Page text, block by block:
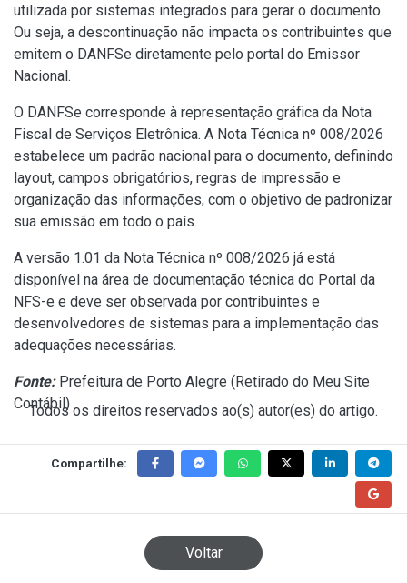
utilizada por sistemas integrados para gerar o documento.
Ou seja, a descontinuação não impacta os contribuintes que
emitem o DANFSe diretamente pelo portal do Emissor
Nacional.
O DANFSe corresponde à representação gráfica da Nota
Fiscal de Serviços Eletrônica. A Nota Técnica nº 008/2026
estabelece um padrão nacional para o documento, definindo
layout, campos obrigatórios, regras de impressão e
organização das informações, com o objetivo de padronizar
sua emissão em todo o país.
A versão 1.01 da Nota Técnica nº 008/2026 já está
disponível na área de documentação técnica do Portal da
NFS-e e deve ser observada por contribuintes e
desenvolvedores de sistemas para a implementação das
adequações necessárias.
Fonte:Prefeitura de Porto Alegre (Retirado do Meu Site
Contábil)
Todos os direitos reservados ao(s) autor(es) do artigo.
Compartilhe:
Voltar